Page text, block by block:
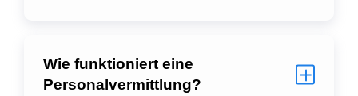
Wie funktioniert eine
Personalvermittlung?